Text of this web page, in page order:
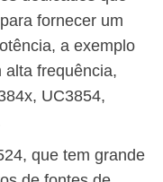
fornecer um
a exemplo
alta frequência,
UC3854,
que tem grande